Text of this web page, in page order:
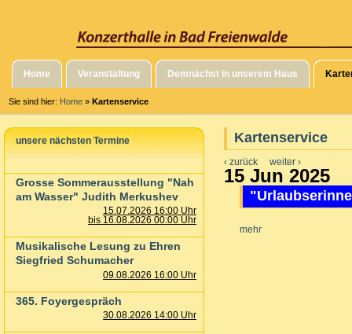
Home Veranstaltung Demnächst in unserem Haus
Sie sind hier: Home» Kartenservice
unsere nächsten Termine
Grosse Sommerausstellung "Nah
am Wasser" Judith Merkushev
15.07.2026 16:00 Uhr
bis 16.08.2026 00:00 Uhr
Musikalische Lesung zu Ehren
Siegfried Schumacher
09.08.2026 16:00 Uhr
365. Foyergespräch
30.08.2026 14:00 Uhr
Kartenservice
‹ zurück weiter ›
15 Jun 2025
mehr